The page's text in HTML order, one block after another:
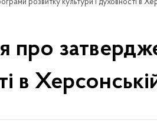
розвитку культури і духовності в
про
в